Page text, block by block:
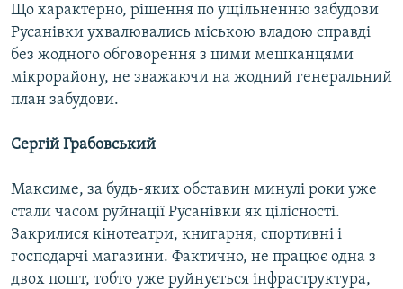
Що характерно, рішення по ущільненню забудови
Русанівки ухвалювались міською владою справді
без жодного обговорення з цими мешканцями
мікрорайону, не зважаючи на жодний генеральний
план забудови.
Сергій Грабовський
Максиме, за будь-яких обставин минулі роки уже
стали часом руйнації Русанівки як цілісності.
Закрилися кінотеатри, книгарня, спортивні і
господарчі магазини. Фактично, не працює одна з
двох пошт, тобто уже руйнується інфраструктура,